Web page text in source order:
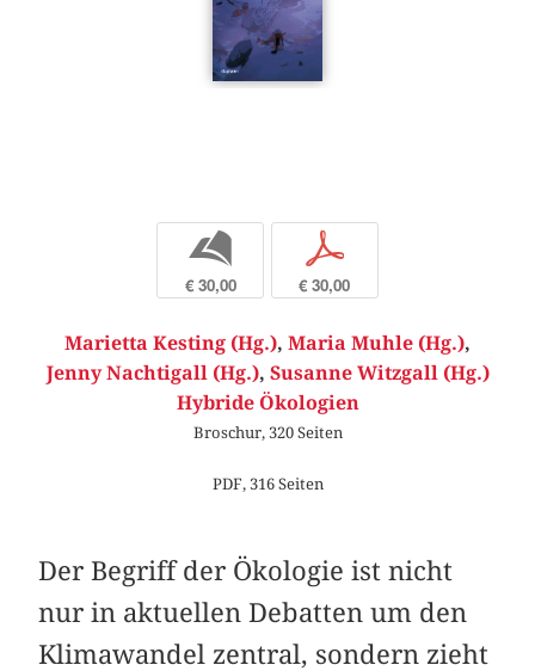
b
€ 30,00
p
€ 30,00
Marietta Kesting (Hg.), Maria Muhle (Hg.),
Jenny Nachtigall (Hg.), Susanne Witzgall (Hg.)
Hybride Ökologien
Broschur, 320 Seiten
PDF, 316 Seiten
Der Begriff der Ökologie ist nicht
nur in aktuellen Debatten um den
Klimawandel zentral, sondern zieht